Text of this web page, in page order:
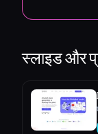
स्लाइड और